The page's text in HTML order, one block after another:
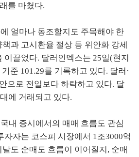
를 마쳤다.
얼마나 동조할지도 주목해야 한
과 고시환율 절상 등 위안화 강세
이끌었다. 달러인덱스는 25일(현지
준 101.29를 기록하고 있다. 달러·
으로 전일보다 하락하고 있다. 달
에 거래되고 있다.
내 증시에서의 매매 흐름도 관심
자자는 코스피 시장에서 1조3000억
도 순매도 흐름이 이어질지, 순매